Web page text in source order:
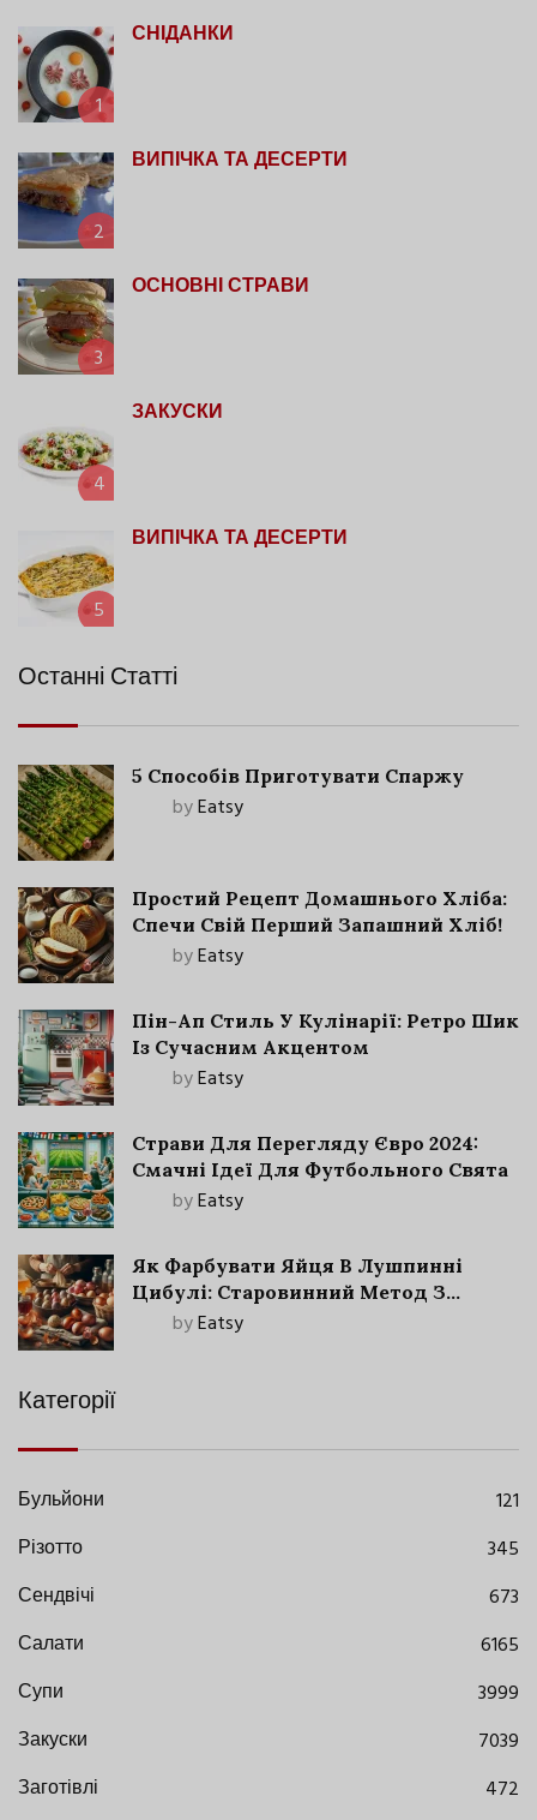
1
СНІДАНКИ
2
ВИПІЧКА ТА ДЕСЕРТИ
3
ОСНОВНІ СТРАВИ
4
ЗАКУСКИ
5
ВИПІЧКА ТА ДЕСЕРТИ
Останні Статті
5 Способів Приготувати Спаржу
byEatsy
Простий Рецепт Домашнього Хліба:
Спечи Свій Перший Запашний Хліб!
byEatsy
Пін-Ап Стиль У Кулінарії: Ретро Шик
Із Сучасним Акцентом
byEatsy
Страви Для Перегляду Євро 2024:
Смачні Ідеї Для Футбольного Свята
byEatsy
Як Фарбувати Яйця В Лушпинні
Цибулі: Старовинний Метод З
Сучасними Нюансами
byEatsy
Категорії
Бульйони
121
Різотто
345
Сендвічі
673
Салати
6165
Супи
3999
Закуски
7039
Заготівлі
472